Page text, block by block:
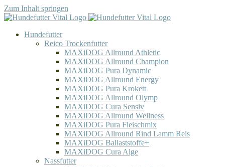
Zum Inhalt springen
Hundefutter
Reico Trockenfutter
MAXiDOG Allround Athletic
MAXiDOG Allround Champion
MAXiDOG Pura Dynamic
MAXiDOG Allround Energy
MAXiDOG Pura Krokett
MAXiDOG Allround Olymp
MAXiDOG Cura Sensiv
MAXiDOG Allround Wellness
MAXiDOG Pura Fleischmix
MAXiDOG Allround Rind Lamm Reis
MAXiDOG Ballaststoffe+
MAXiDOG Cura Alge
Nassfutter